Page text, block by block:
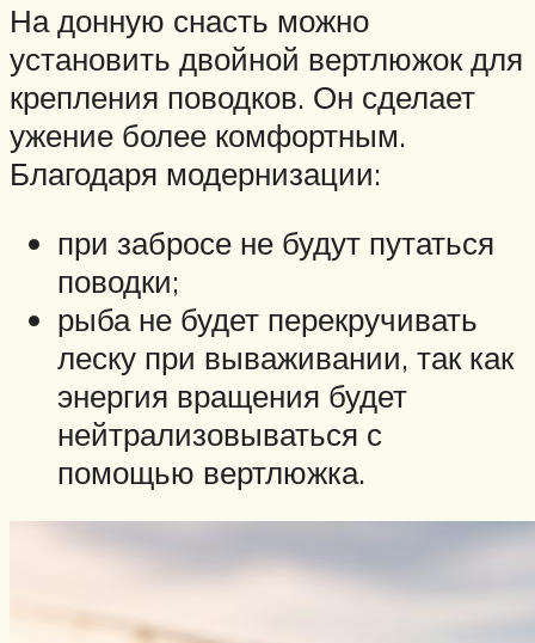
На донную снасть можно
установить двойной вертлюжок для
крепления поводков. Он сделает
ужение более комфортным.
Благодаря модернизации:
при забросе не будут путаться
поводки;
рыба не будет перекручивать
леску при вываживании, так как
энергия вращения будет
нейтрализовываться с
помощью вертлюжка.